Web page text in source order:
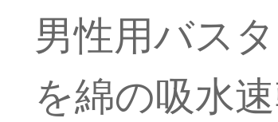
男性用バス
を綿の吸水